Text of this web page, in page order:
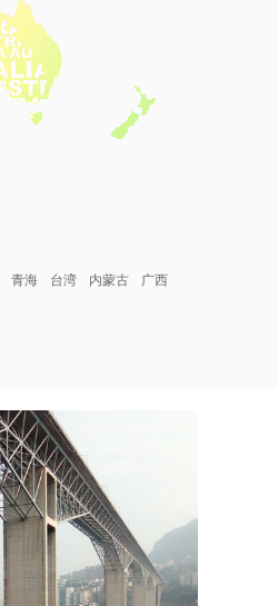
青海 台湾 内蒙古 广西